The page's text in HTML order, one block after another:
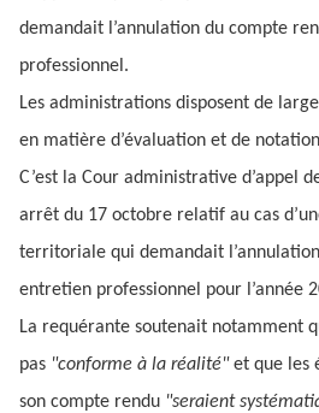
demandait l’annulation du compte
professionnel.
Les administrations disposent de
en matière d’évaluation et de
C’est la Cour administrative d’appel
arrêt du 17 octobre relatif au cas
territoriale qui demandait
entretien professionnel pour l’année
La requérante soutenait notamment
pas "conforme à la réalité" et que les
son compte rendu "seraient